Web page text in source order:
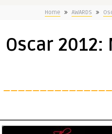
Home AWARDS
Oscar 2012: